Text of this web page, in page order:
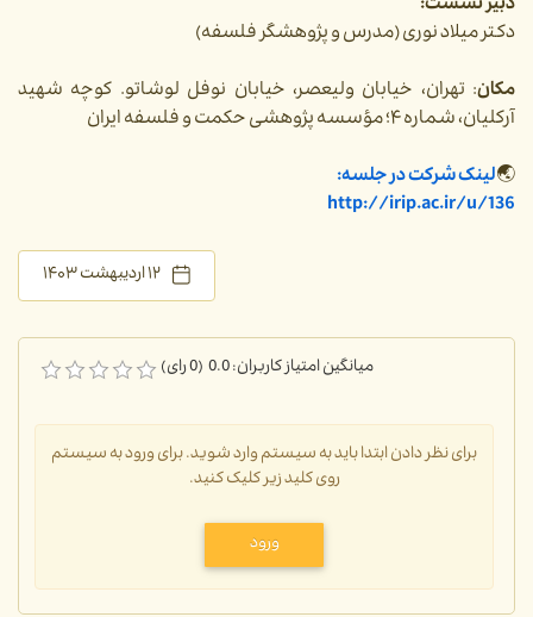
دبیر نشست:
دکتر میلاد نوری (مدرس و پژوهشگر فلسفه)
مکان: تهران، خیابان ولیعصر، خیابان نوفل لوشاتو. کوچه شهید
آرکلیان، شماره ۴؛ مؤسسه پژوهشی حکمت و فلسفه ایران
🌏لینک شرکت در جلسه:
http://irip.ac.ir/u/136
۱۲ اردیبهشت ۱۴۰۳
میانگین امتیاز کاربران: 0.0 (0 رای)
برای نظر دادن ابتدا باید به سیستم وارد شوید. برای ورود به سیستم
روی کلید زیر کلیک کنید.
ورود